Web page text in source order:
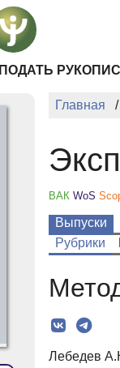
ПОДАТЬ
Главная
ВАК WoS
Выпуски
Рубрики
Лебедев